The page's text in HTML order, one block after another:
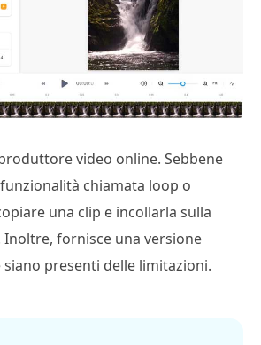
video online. Sebbene
chiamata loop o
una clip e incollarla sulla
fornisce una versione
presenti delle limitazioni.